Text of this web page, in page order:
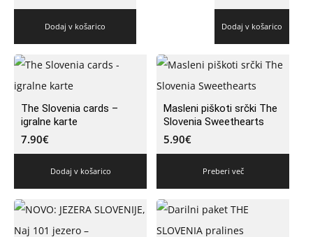
Dodaj v košarico Dodaj v košarico
The Slovenia cards –
igralne karte
7.90€
Dodaj v košarico
Masleni piškoti srčki The
Slovenia Sweethearts
5.90€
Preberi več